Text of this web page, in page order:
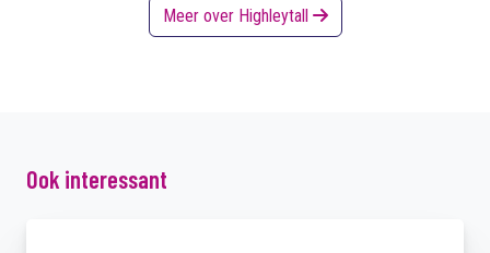
Meer over Highleytall
Ook interessant